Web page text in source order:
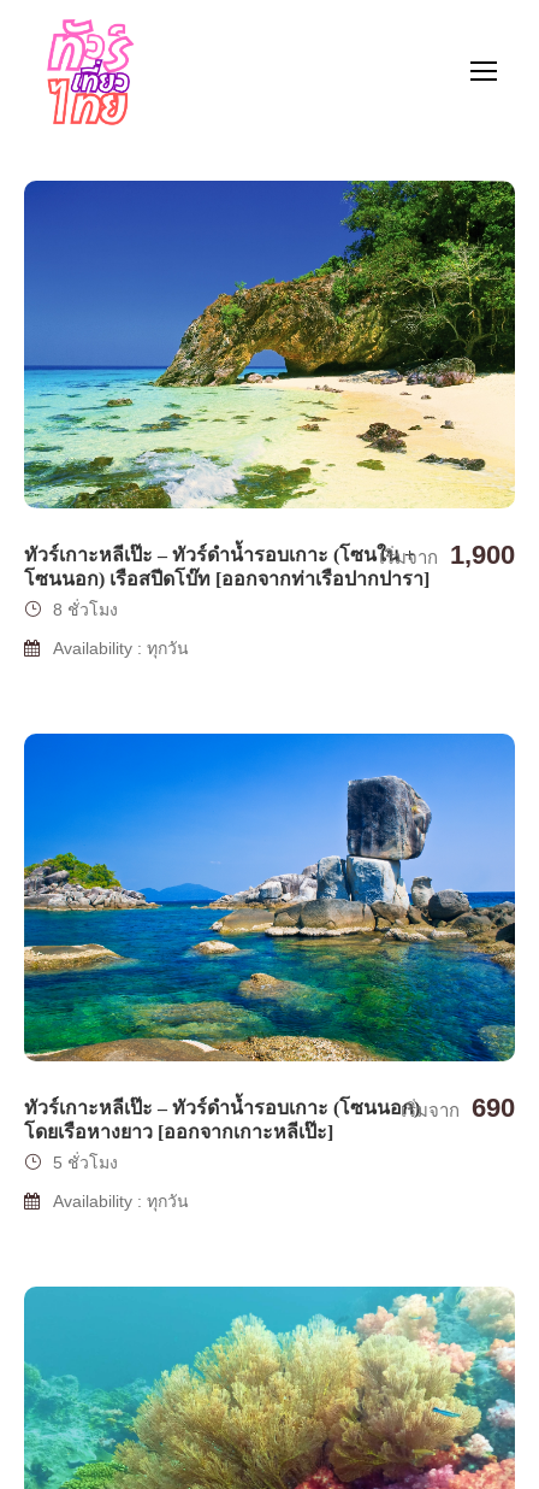
ทัวร์เกาะหลีเป๊ะ – ทัวร์ดำน้ำรอบเกาะ (โซนใน +
โซนนอก) เรือสปีดโบ๊ท [ออกจากท่าเรือปากปารา]
เริ่มจาก 1,900
8 ชั่วโมง
Availability : ทุกวัน
ทัวร์เกาะหลีเป๊ะ – ทัวร์ดำน้ำรอบเกาะ (โซนนอก)
โดยเรือหางยาว [ออกจากเกาะหลีเป๊ะ]
เริ่มจาก 690
5 ชั่วโมง
Availability : ทุกวัน